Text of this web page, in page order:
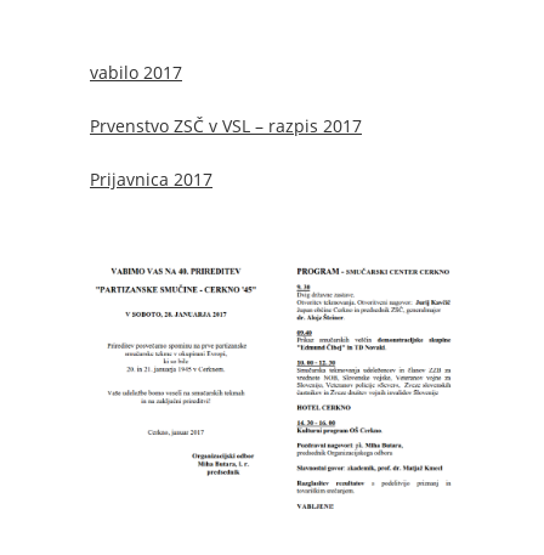
vabilo 2017
Prvenstvo ZSČ v VSL – razpis 2017
Prijavnica 2017